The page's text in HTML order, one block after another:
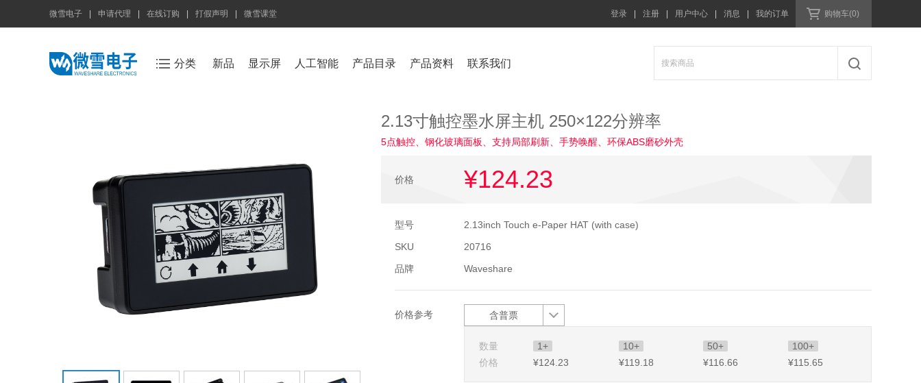
微雪电子 申请代理 在线订购 打假声明 微雪课堂 登录 注册 用户中心 消息 我的订单 购物车(0)
分类 新品 显示屏 人工智能 产品目录 产品资料 联系我们
2.13寸触控墨水屏主机 250×122分辨率
5点触控、钢化玻璃面板、支持局部刷新、手势唤醒、环保ABS磨砂外壳
价格 ¥124.23
型号
2.13inch Touch e-Paper HAT (with case)
SKU
20716
品牌
Waveshare
价格参考 含普票
数量 1+ 10+ 50+
100+
价格
¥124 .23 ¥119 .18 ¥116 .66 ¥115 .65